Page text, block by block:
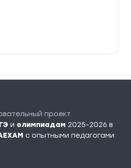
проект
и олимпиадам 2025-2026 в
c опытными педагогами